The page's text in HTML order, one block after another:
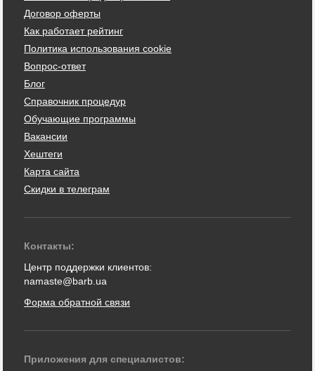
Договор оферты
Как работает рейтинг
Политика использования cookie
Вопрос-ответ
Блог
Справочник процедур
Обучающие программы
Вакансии
Хештеги
Карта сайта
Скидки в телеграм
Контакты:
Центр поддержки клиентов:
namaste@barb.ua
Форма обратной связи
Приложения для специалистов: